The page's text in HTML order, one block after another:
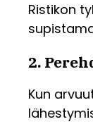
Ristikon
2.
Kun